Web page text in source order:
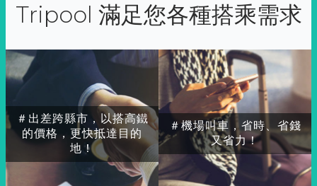
Tripool 滿足您各種搭乘需求
＃出差跨縣市，以搭高鐵
的價格，更快抵達目的
地！
＃機場叫車，省時、省錢
又省力！